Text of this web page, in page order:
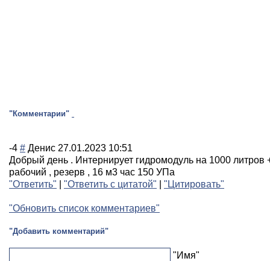
"Комментарии"
-4 # Денис 27.01.2023 10:51
Добрый день . Интернирует гидромодуль на 1000 литров
рабочий , резерв , 16 м3 час 150 УПа
"Ответить"
"Ответить с цитатой" "Цитировать"
"Обновить список комментариев"
"Добавить комментарий"
"Имя"